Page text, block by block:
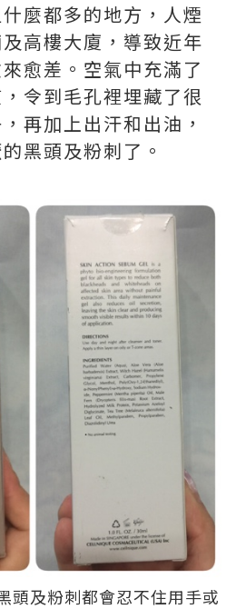
麼都多的地方，人煙
高樓大廈，導致近年
愈差。空氣中充滿了
令到毛孔裡埋藏了很
再加上出汗和出油，
黑頭及粉刺了。
頭及粉刺都會忍不住用手或